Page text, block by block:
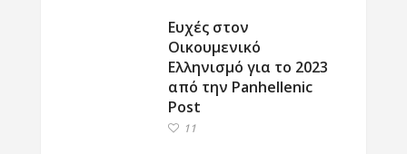
Ευχές στον
Οικουμενικό
Ελληνισμό για το 2023
από την Panhellenic
Post
11